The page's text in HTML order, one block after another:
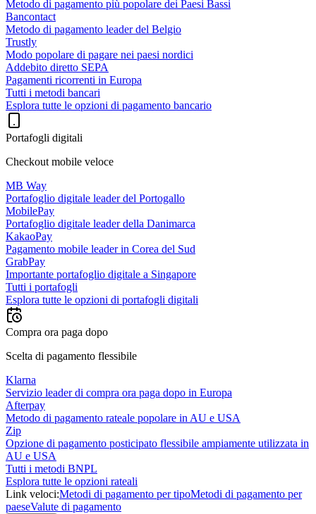
Metodo di pagamento più popolare dei Paesi Bassi
Bancontact
Metodo di pagamento leader del Belgio
Trustly
Modo popolare di pagare nei paesi nordici
Addebito diretto SEPA
Pagamenti ricorrenti in Europa
Tutti i metodi bancari
Esplora tutte le opzioni di pagamento bancario
Portafogli digitali
Checkout mobile veloce
MB Way
Portafoglio digitale leader del Portogallo
MobilePay
Portafoglio digitale leader della Danimarca
KakaoPay
Pagamento mobile leader in Corea del Sud
GrabPay
Importante portafoglio digitale a Singapore
Tutti i portafogli
Esplora tutte le opzioni di portafogli digitali
Compra ora paga dopo
Scelta di pagamento flessibile
Klarna
Servizio leader di compra ora paga dopo in Europa
Afterpay
Metodo di pagamento rateale popolare in AU e USA
Zip
Opzione di pagamento posticipato flessibile ampiamente utilizzata in
AU e USA
Tutti i metodi BNPL
Esplora tutte le opzioni rateali
Link veloci:Metodi di pagamento per tipoMetodi di pagamento per
paeseValute di pagamento